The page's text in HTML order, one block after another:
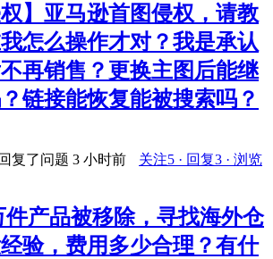
权】亚马逊首图侵权，请教
怎么操作才对？我是承认
再销售？更换主图后能继
链接能恢复能被搜索吗？
回复了问题 3 小时前
关注5 · 回复3 · 浏览
件产品被移除，寻找海外仓
验，费用多少合理？有什